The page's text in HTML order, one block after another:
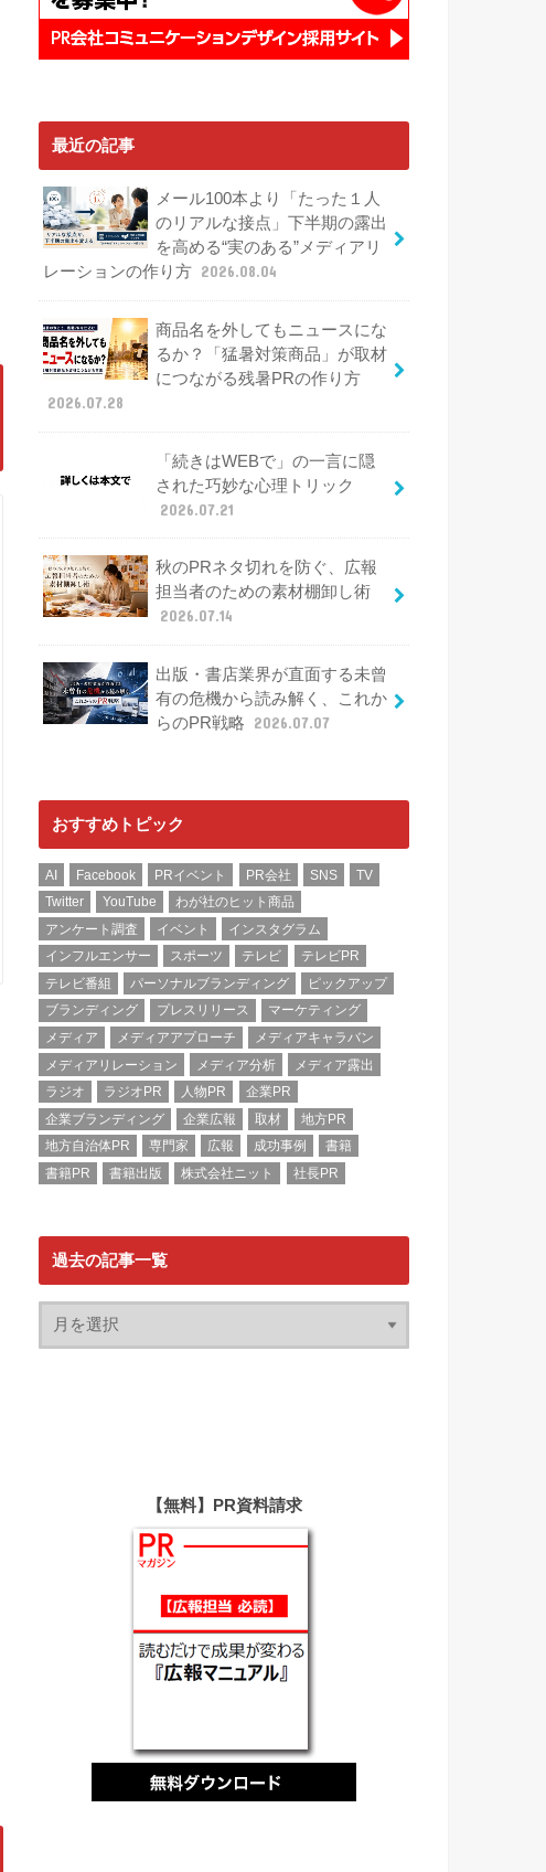
最近の記事
メール100本より「たった１人
のリアルな接点」下半期の露出
を高める“実のある”メディアリ
レーションの作り方 2026.08.04
商品名を外してもニュースにな
るか？「猛暑対策商品」が取材
につながる残暑PRの作り方
2026.07.28
「続きはWEBで」の一言に隠
された巧妙な心理トリック
2026.07.21
秋のPRネタ切れを防ぐ、広報
担当者のための素材棚卸し術
2026.07.14
出版・書店業界が直面する未曾
有の危機から読み解く、これか
らのPR戦略
2026.07.07
おすすめトピック
AI Facebook PRイベント PR会社 SNS
TV
Twitter
YouTube
わが社のヒット商品
アンケート調査
イベント
インスタグラム
インフルエンサー
スポーツ テレビ
テレビPR
テレビ番組
パーソナルブランディング
ピックアップ
ブランディング
プレスリリース
マーケティング
メディア
メディアアプローチ
メディアキャラバン
メディアリレーション
メディア分析
メディア露出
ラジオ
ラジオPR 人物PR
企業PR
企業ブランディング
企業広報 取材
地方PR
地方自治体PR
専門家 広報 成功事例
書籍
書籍PR
書籍出版 株式会社ニット 社長PR
過去の記事一覧
【無料】PR資料請求